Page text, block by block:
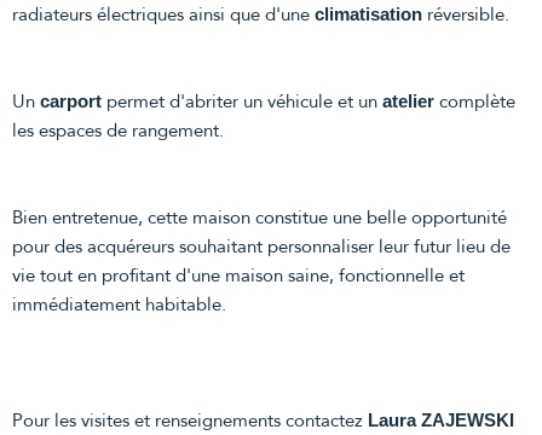
radiateurs électriques ainsi que d'une climatisation réversible.
Un carport permet d'abriter un véhicule et un atelier complète
les espaces de rangement.
Bien entretenue, cette maison constitue une belle opportunité
pour des acquéreurs souhaitant personnaliser leur futur lieu de
vie tout en profitant d'une maison saine, fonctionnelle et
immédiatement habitable.
Pour les visites et renseignements contactez Laura ZAJEWSKI